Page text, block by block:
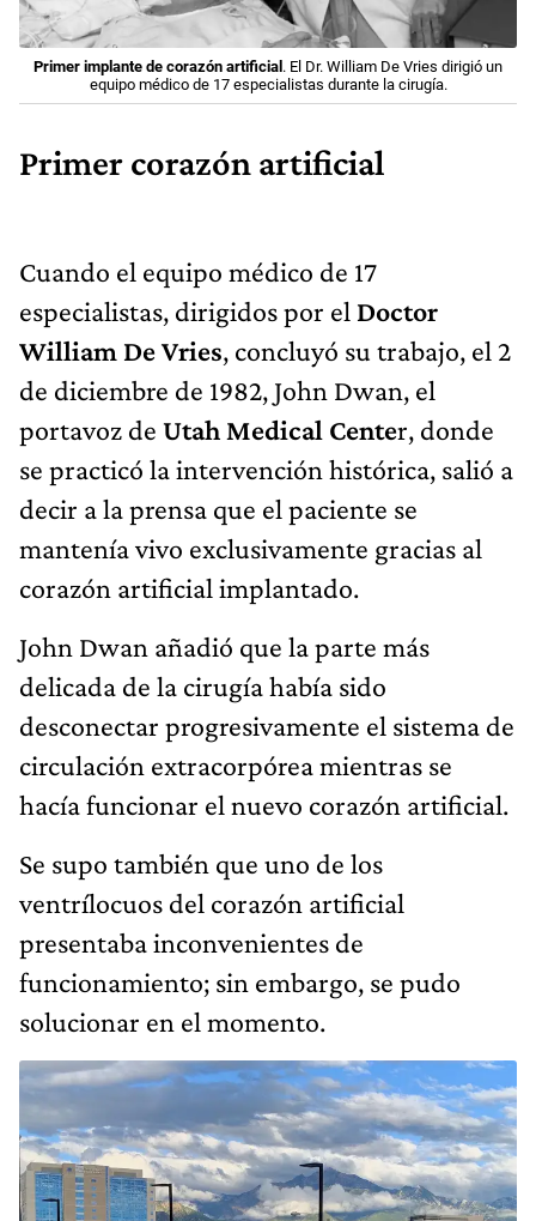
Primer implante de corazón artificial . El Dr. William De Vries dirigió un
equipo médico de 17 especialistas durante la cirugía.
Primer corazón artificial
Cuando el equipo médico de 17
especialistas, dirigidos por el Doctor
William De Vries, concluyó su trabajo, el 2
de diciembre de 1982, John Dwan, el
portavoz de Utah Medical Center, donde
se practicó la intervención histórica, salió a
decir a la prensa que el paciente se
mantenía vivo exclusivamente gracias al
corazón artificial implantado.
John Dwan añadió que la parte más
delicada de la cirugía había sido
desconectar progresivamente el sistema de
circulación extracorpórea mientras se
hacía funcionar el nuevo corazón artificial.
Se supo también que uno de los
ventrílocuos del corazón artificial
presentaba inconvenientes de
funcionamiento; sin embargo, se pudo
solucionar en el momento.